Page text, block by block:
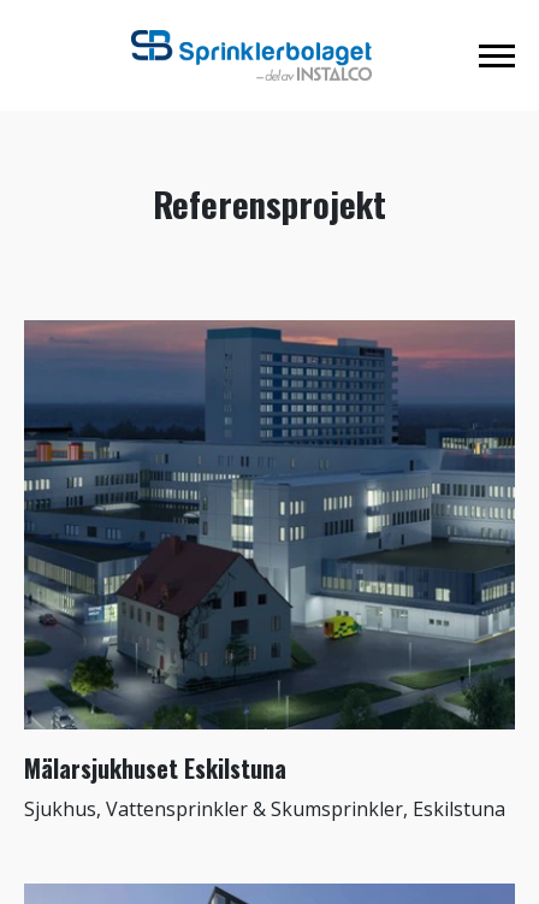
Referensprojekt
Mälarsjukhuset Eskilstuna
Sjukhus, Vattensprinkler & Skumsprinkler, Eskilstuna